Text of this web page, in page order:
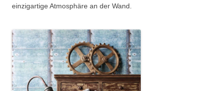
einzigartige Atmosphäre an der Wand.